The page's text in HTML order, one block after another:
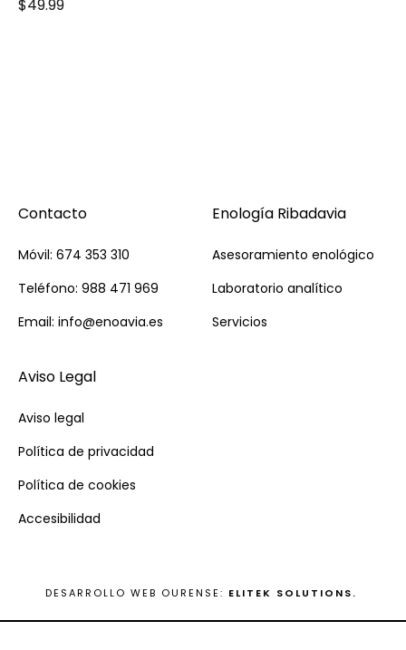
$49.99
Contacto
Móvil: 674 353 310
Teléfono: 988 471 969
Email: info@enoavia.es
Enología Ribadavia
Asesoramiento enológico
Laboratorio analítico
Servicios
Aviso Legal
Aviso legal
Política de privacidad
Política de cookies
Accesibilidad
DESARROLLO WEB OURENSE: ELITEK SOLUTIONS.